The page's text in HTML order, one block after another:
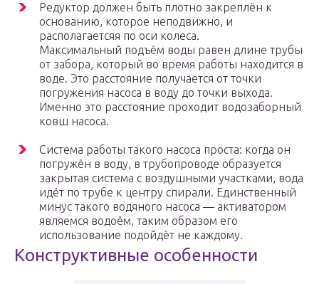
Редуктор должен быть плотно закреплён к
основанию, которое неподвижно, и
располагаетсяя по оси колеса.
Максимальный подъём воды равен длине трубы
от забора, который во время работы находится в
воде. Это расстояние получается от точки
погружения насоса в воду до точки выхода.
Именно это расстояние проходит водозаборный
ковш насоса.
Система работы такого насоса проста: когда он
погружён в воду, в трубопроводе образуется
закрытая система с воздушными участками, вода
идёт по трубе к центру спирали. Единственный
минус такого водяного насоса — активатором
являемся водоём, таким образом его
использование подойдёт не каждому.
Конструктивные особенности